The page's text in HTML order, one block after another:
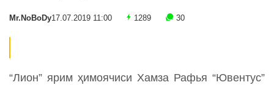
Mr.NoBoDy17.07.2019 11:00 1289 30
“Лион” ярим ҳимоячиси Хамза Рафья “Ювентус”